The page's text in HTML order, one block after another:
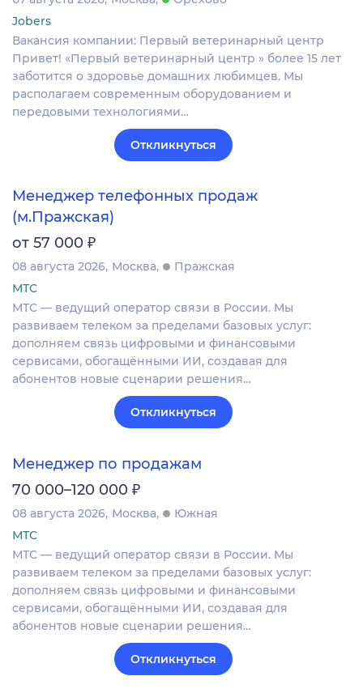
Jobers
Вакансия компании: Первый ветеринарный центр
Привет! «Первый ветеринарный центр » более 15 лет
заботится о здоровье домашних любимцев. Мы
располагаем современным оборудованием и
передовыми технологиями…
Откликнуться
Менеджер телефонных продаж
(м.Пражская)
от 57 000 ₽
08 августа 2026 Москва
Пражская
МТС
МТС — ведущий оператор связи в России. Мы
развиваем телеком за пределами базовых услуг:
дополняем связь цифровыми и финансовыми
сервисами, обогащёнными ИИ, создавая для
абонентов новые сценарии решения…
Откликнуться
Менеджер по продажам
70 000–120 000 ₽
08 августа 2026 Москва
Южная
МТС
МТС — ведущий оператор связи в России. Мы
развиваем телеком за пределами базовых услуг:
дополняем связь цифровыми и финансовыми
сервисами, обогащёнными ИИ, создавая для
абонентов новые сценарии решения…
Откликнуться